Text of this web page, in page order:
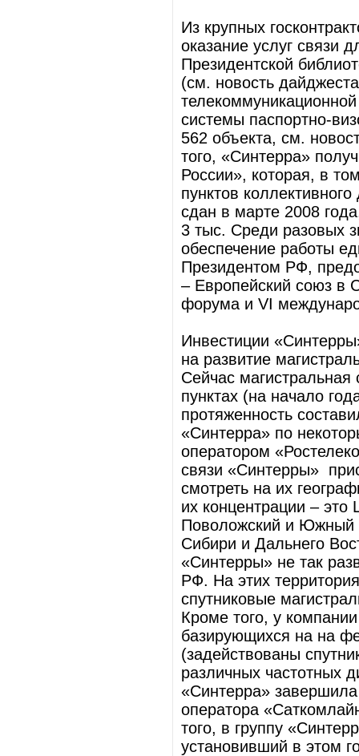
Из крупных
оказание услуг связи
Президентской
(см. новость
системы паспортно-
562 объекта, см.
того, «Синтерра»
России», которая, в
пунктов
сдан в марте 2008
3 тыс. Среди разовых
обеспечение работы
Президентом РФ,
– Европейский союз в
форума и VI
Инвестиции
на развитие
Сейчас
пунктах (на начало
протяженность
«Синтерра» по
оператором
связи «Синтерры»
смотреть на их
их концентрации –
Поволожский и Южный
Сибири и Дальнего
«Синтерры» не так
РФ. На этих
спутниковые
Кроме того, у
базирующихся на на
(задействованы
различных частотных
«Синтерра»
оператора
того, в группу
установивший в этом